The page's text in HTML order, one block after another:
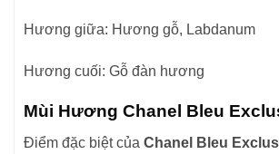
Hương giữa: Hương gỗ, Labdanum
Hương cuối: Gỗ đàn hương
Mùi Hương Chanel Bleu
Điểm đặc biệt của Chanel Bleu